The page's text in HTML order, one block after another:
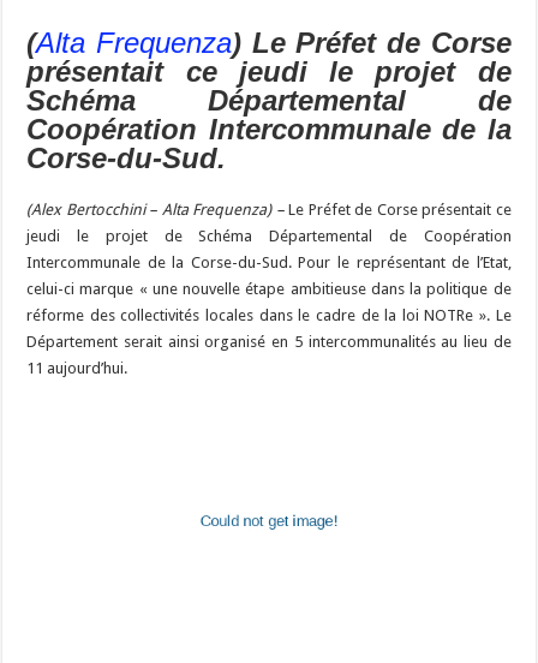
b
o
o
k
ky gr
a
m
p
c
h
l
y
Li
n
d
o
n
es
t
p
p
m
bl
r
d
di
t
ai ta
g
er
(Alta Frequenza) Le Préfet de Corse
présentait ce jeudi le projet de
Schéma Départemental de
Coopération Intercommunale de la
Corse-du-Sud.
(Alex Bertocchini – Alta Frequenza) –Le Préfet de Corse présentait ce
jeudi le projet de Schéma Départemental de Coopération
Intercommunale de la Corse-du-Sud. Pour le représentant de l’Etat,
celui-ci marque « une nouvelle étape ambitieuse dans la politique de
réforme des collectivités locales dans le cadre de la loi NOTRe ». Le
Département serait ainsi organisé en 5 intercommunalités au lieu de
11 aujourd’hui.